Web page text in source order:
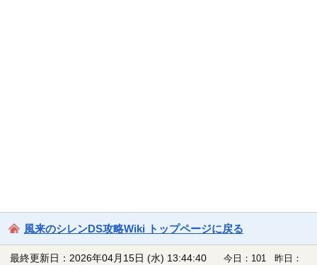
風来のシレンDS攻略Wiki トップページに戻る
最終更新日：2026年04月15日 (水) 13:44:40
今日：101 昨日：